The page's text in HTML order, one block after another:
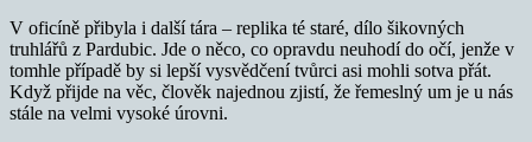
V oficíně přibyla i další tára – replika té staré, dílo šikovných
truhlářů z Pardubic. Jde o něco, co opravdu neuhodí do očí, jenže v
tomhle případě by si lepší vysvědčení tvůrci asi mohli sotva přát.
Když přijde na věc, člověk najednou zjistí, že řemeslný um je u nás
stále na velmi vysoké úrovni.